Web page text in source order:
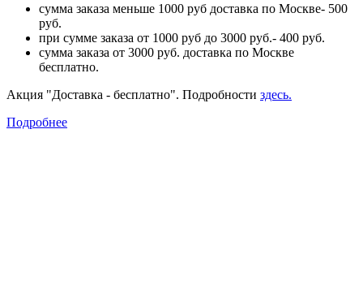
сумма заказа меньше 1000 руб доставка по Москве- 500
руб.
при сумме заказа от 1000 руб до 3000 руб.- 400 руб.
сумма заказа от 3000 руб. доставка по Москве
бесплатно.
Акция "Доставка - бесплатно". Подробности здесь.
Подробнее